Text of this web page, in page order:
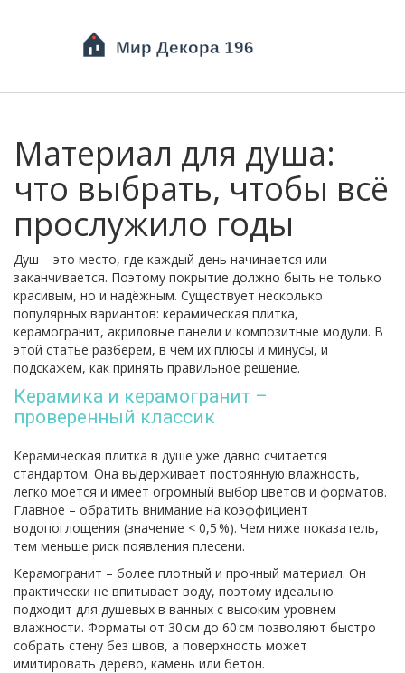
Материал для душа:
что выбрать, чтобы всё
прослужило годы
Душ – это место, где каждый день начинается или
заканчивается. Поэтому покрытие должно быть не только
красивым, но и надёжным. Существует несколько
популярных вариантов: керамическая плитка,
керамогранит, акриловые панели и композитные модули. В
этой статье разберём, в чём их плюсы и минусы, и
подскажем, как принять правильное решение.
Керамика и керамогранит –
проверенный классик
Керамическая плитка в душе уже давно считается
стандартом. Она выдерживает постоянную влажность,
легко моется и имеет огромный выбор цветов и форматов.
Главное – обратить внимание на коэффициент
водопоглощения (значение < 0,5 %). Чем ниже показатель,
тем меньше риск появления плесени.
Керамогранит – более плотный и прочный материал. Он
практически не впитывает воду, поэтому идеально
подходит для душевых в ванных с высоким уровнем
влажности. Форматы от 30 см до 60 см позволяют быстро
собрать стену без швов, а поверхность может
имитировать дерево, камень или бетон.